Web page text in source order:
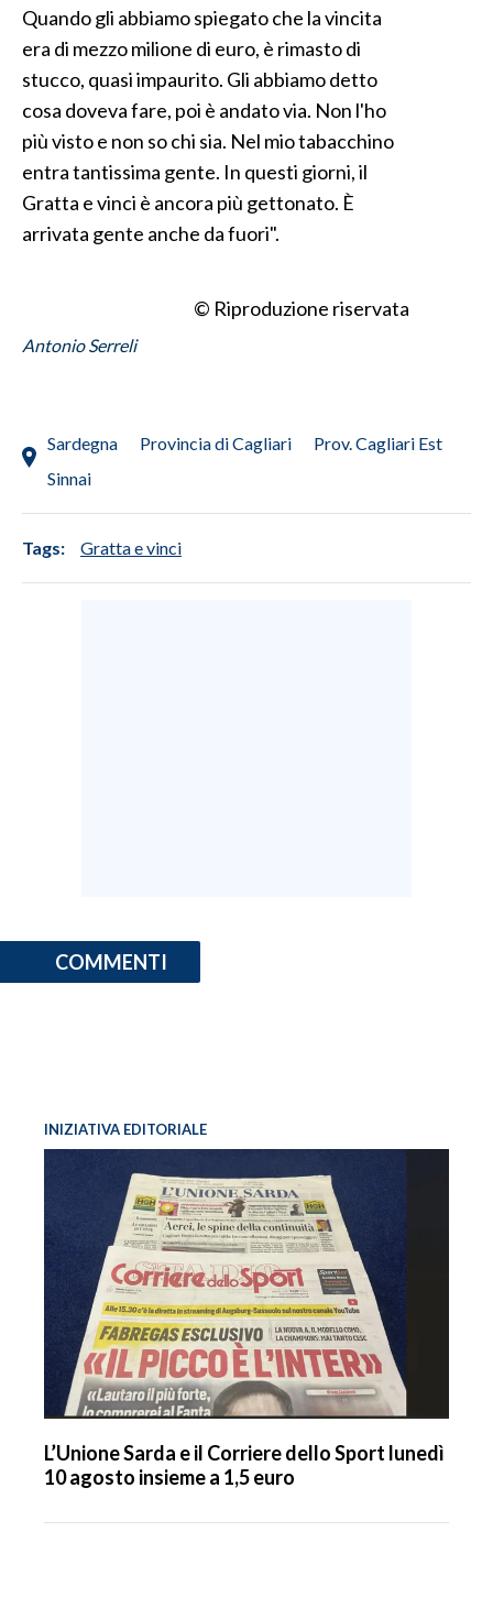
#CARAUNIONE
3 MINUTI CON
INSULARITÀ
INFO AZIENDE
SPIAGGE
Quando gli abbiamo spiegato che la vincita
era di mezzo milione di euro, è rimasto di
stucco, quasi impaurito. Gli abbiamo detto
cosa doveva fare, poi è andato via. Non l'ho
più visto e non so chi sia. Nel mio tabacchino
entra tantissima gente. In questi giorni, il
Gratta e vinci è ancora più gettonato. È
arrivata gente anche da fuori".
© Riproduzione riservata
Antonio Serreli
Sardegna Provincia di Cagliari
Prov. Cagliari Est
Sinnai
Tags: Gratta e vinci
COMMENTI
INIZIATIVA EDITORIALE
L’Unione Sarda e il Corriere dello Sport lunedì
10 agosto insieme a 1,5 euro